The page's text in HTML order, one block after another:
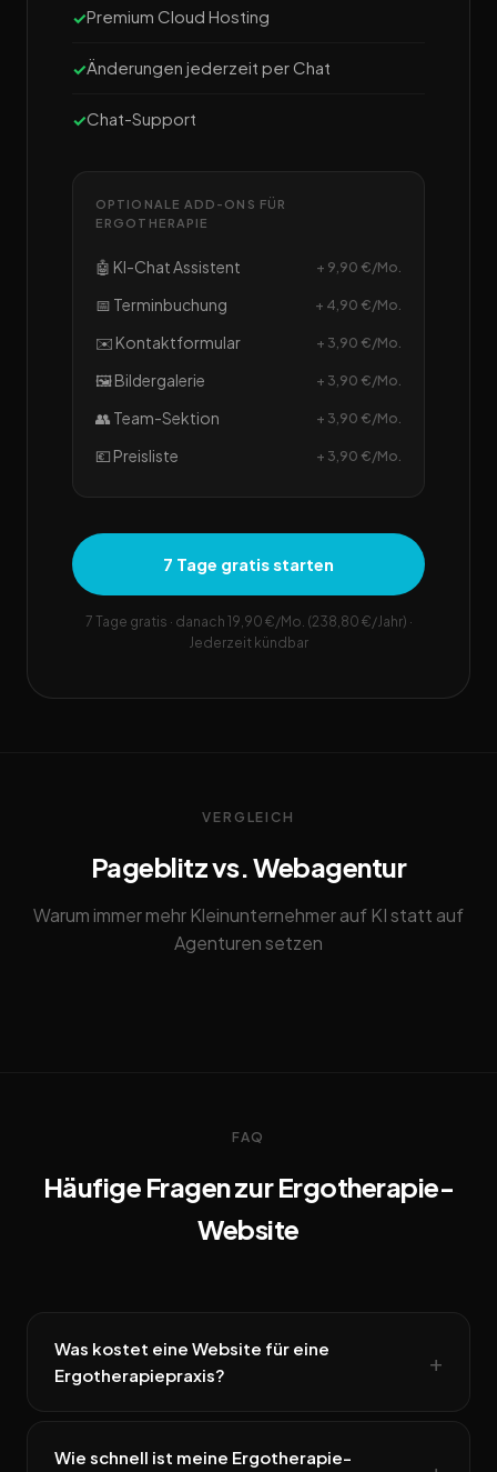
Premium Cloud Hosting
Änderungen jederzeit per Chat
Chat-Support
OPTIONALE ADD-ONS FÜR
ERGOTHERAPIE
🤖 KI-Chat Assistent + 9,90 €/Mo.
📅 Terminbuchung + 4,90 €/Mo.
✉️ Kontaktformular + 3,90 €/Mo.
🖼️ Bildergalerie + 3,90 €/Mo.
👥 Team-Sektion + 3,90 €/Mo.
💶 Preisliste + 3,90 €/Mo.
7 Tage gratis starten
7 Tage gratis · danach 19,90 €/Mo. (238,80 €/Jahr) ·
Jederzeit kündbar
VERGLEICH
Pageblitz vs. Webagentur
Warum immer mehr Kleinunternehmer auf KI statt auf
Agenturen setzen
FAQ
Häufige Fragen zur Ergotherapie-
Website
Was kostet eine Website für eine
Ergotherapiepraxis?
Wie schnell ist meine Ergotherapie-